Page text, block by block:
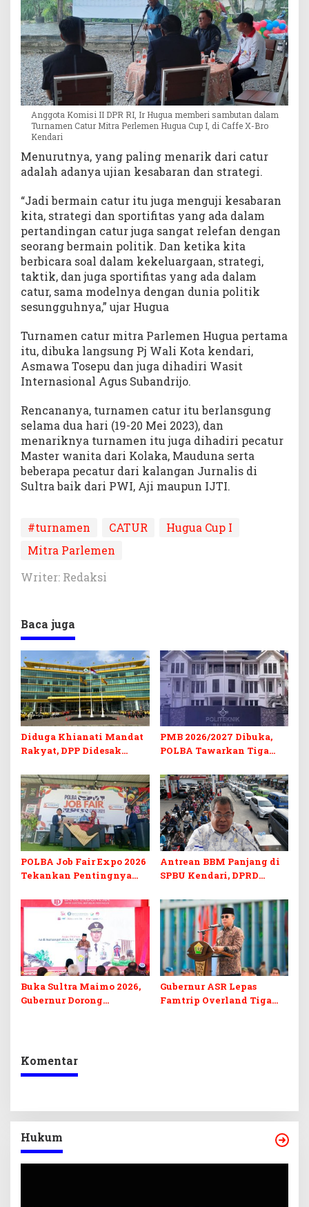
Anggota Komisi II DPR RI, Ir Hugua memberi sambutan dalam
Turnamen Catur Mitra Perlemen Hugua Cup I, di Caffe X-Bro
Kendari
Menurutnya, yang paling menarik dari catur
adalah adanya ujian kesabaran dan strategi.
“Jadi bermain catur itu juga menguji kesabaran
kita, strategi dan sportifitas yang ada dalam
pertandingan catur juga sangat relefan dengan
seorang bermain politik. Dan ketika kita
berbicara soal dalam kekeluargaan, strategi,
taktik, dan juga sportifitas yang ada dalam
catur, sama modelnya dengan dunia politik
sesungguhnya,” ujar Hugua
Turnamen catur mitra Parlemen Hugua pertama
itu, dibuka langsung Pj Wali Kota kendari,
Asmawa Tosepu dan juga dihadiri Wasit
Internasional Agus Subandrijo.
Rencananya, turnamen catur itu berlansgung
selama dua hari (19-20 Mei 2023), dan
menariknya turnamen itu juga dihadiri pecatur
Master wanita dari Kolaka, Mauduna serta
beberapa pecatur dari kalangan Jurnalis di
Sultra baik dari PWI, Aji maupun IJTI.
#turnamen CATUR
Hugua Cup I
Mitra Parlemen
Writer: Redaksi
Baca juga
Diduga Khianati Mandat
Rakyat, DPP Didesak
Morowali
PMB 2026/2027 Dibuka,
POLBA Tawarkan Tiga
Kuliah Gratis
POLBA Job Fair Expo 2026
Tekankan Pentingnya
Digital
Antrean BBM Panjang di
SPBU Kendari, DPRD
Barcode Curang
Buka Sultra Maimo 2026,
Gubernur Dorong
Gubernur ASR Lepas
Famtrip Overland Tiga
Komentar
Hukum